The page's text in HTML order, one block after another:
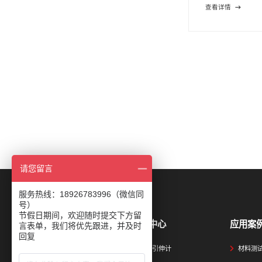
查看详情
产品中心
视频引伸计
应用案
材料测
请您留言
服务热线：18926783996（微信同
号）
节假日期间，欢迎随时提交下方留
言表单，我们将优先跟进，并及时
回复